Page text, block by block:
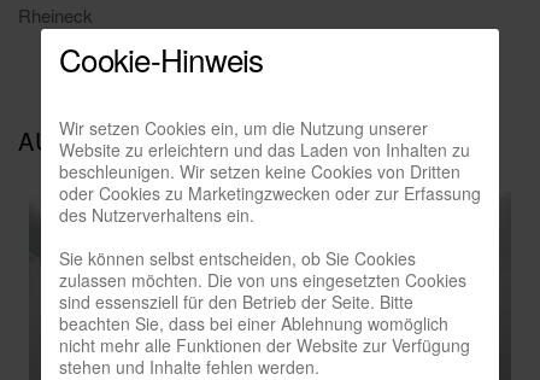
Rheineck
AUSSTELLUNGSANSICHTEN
Cookie-Hinweis
Wir setzen Cookies ein, um die Nutzung unserer
Website zu erleichtern und das Laden von Inhalten zu
beschleunigen. Wir setzen keine Cookies von Dritten
oder Cookies zu Marketingzwecken oder zur Erfassung
des Nutzerverhaltens ein.
Sie können selbst entscheiden, ob Sie Cookies
zulassen möchten. Die von uns eingesetzten Cookies
sind essensziell für den Betrieb der Seite. Bitte
beachten Sie, dass bei einer Ablehnung womöglich
nicht mehr alle Funktionen der Website zur Verfügung
stehen und Inhalte fehlen werden.